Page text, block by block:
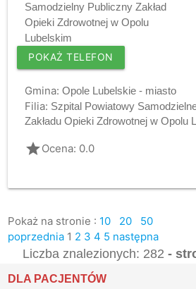
Samodzielny Publiczny Zakład
Opieki Zdrowotnej w Opolu
Lubelskim
POKAŻ TELEFON
Gmina: Opole Lubelskie - miasto
Filia: Szpital Powiatowy
Zakładu Opieki Zdrowotnej w Opolu
gradeOcena: 0.0
Pokaż na stronie : 10 20
50
poprzednia 1 2 3 4 5 następna
Liczba znalezionych: 282 -
DLA PACJENTÓW